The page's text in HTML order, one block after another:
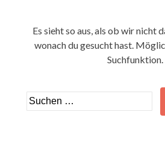
Es sieht so aus, als ob wir nicht
wonach du gesucht hast.
Suchfunktion.
Suchen
nach: